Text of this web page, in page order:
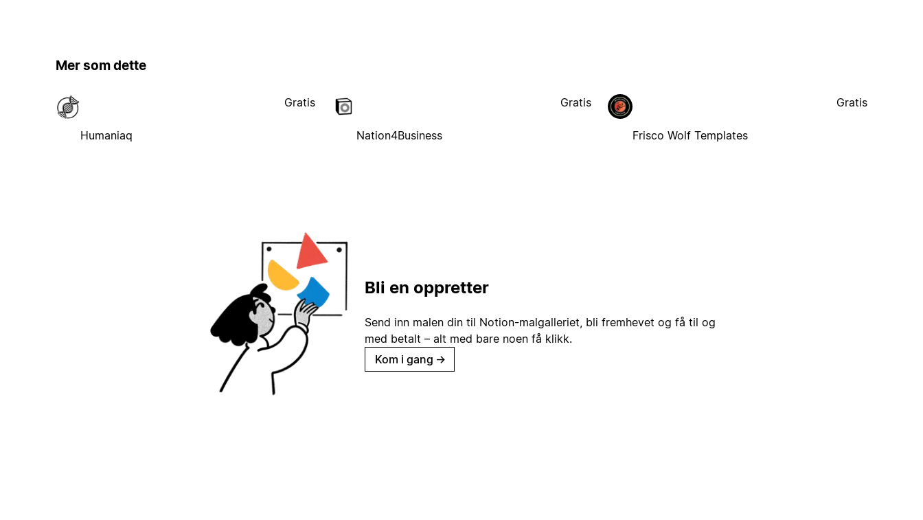
Mer som dette
Humaniaq
Gratis
Nation4Business
Gratis
Frisco Wolf Templates
Gratis
Bli en oppretter
Send inn malen din til Notion-malgalleriet, bli fremhevet og få til og
med betalt – alt med bare noen få klikk.
Kom i gang →